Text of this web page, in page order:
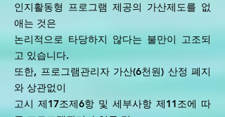
인지활동형 프로그램 제공의 가산제도를 없
애는 것은
논리적으로 타당하지 않다는 불만이 고조되
고 있습니다.
또한, 프로그램관리자 가산(6천원) 산정 폐지
와 상관없이
고시 제17조제6항 및 세부사항 제11조에 따